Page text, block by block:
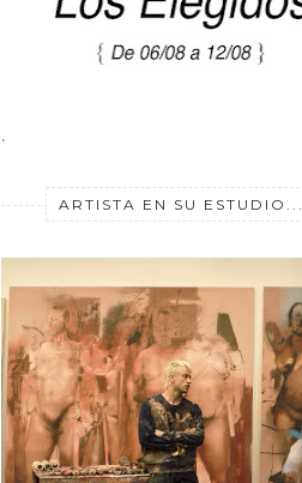
.
ARTISTA EN SU ESTUDIO...